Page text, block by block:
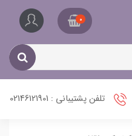
0
تلفن پشتیبانی : 02146121901